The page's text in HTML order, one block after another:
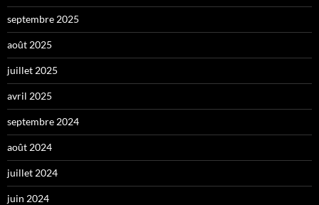
septembre 2025
août 2025
juillet 2025
avril 2025
septembre 2024
août 2024
juillet 2024
juin 2024